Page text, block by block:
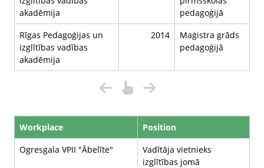
akadēmija
pedagoģijā
Rīgas Pedagoģijas un
izglītības vadības
akadēmija
2014
Maģistra grāds
pedagoģijā
Workplace
Position
Ogresgala VPII "Ābelīte"
Vadītāja vietnieks
izglītības jomā